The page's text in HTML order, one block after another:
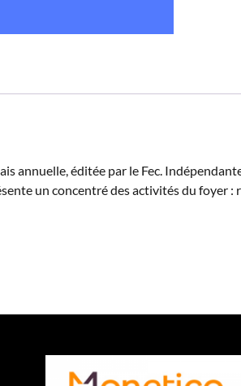
annuelle, éditée par le Fec.
un concentré des activités du foyer :